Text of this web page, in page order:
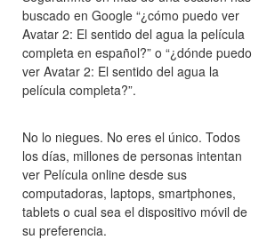
buscado en Google “¿cómo puedo ver
Avatar 2: El sentido del agua la película
completa en español?” o “¿dónde puedo
ver Avatar 2: El sentido del agua la
película completa?”.
No lo niegues. No eres el único. Todos
los días, millones de personas intentan
ver Película online desde sus
computadoras, laptops, smartphones,
tablets o cual sea el dispositivo móvil de
su preferencia.